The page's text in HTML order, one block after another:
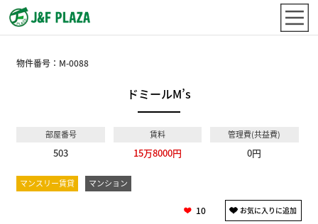
物件番号： M-0088
ドミールM’s
部屋番号
503
賃料
15万8000円
管理費(共益費)
0円
マンスリー賃貸 マンション
10